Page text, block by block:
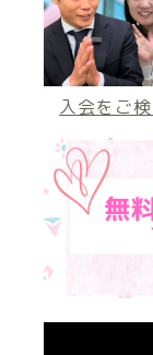
入会をご